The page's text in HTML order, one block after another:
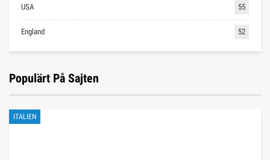
USA 55
England 52
Populärt På Sajten
ITALIEN